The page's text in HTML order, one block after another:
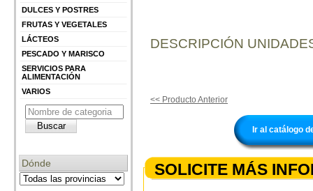
DULCES Y POSTRES
FRUTAS Y VEGETALES
LÁCTEOS
PESCADO Y MARISCO
SERVICIOS PARA
ALIMENTACIÓN
VARIOS
Dónde
DESCRIPCIÓN
<< Producto Anterior
Ir al catálogo
SOLICITE MÁS